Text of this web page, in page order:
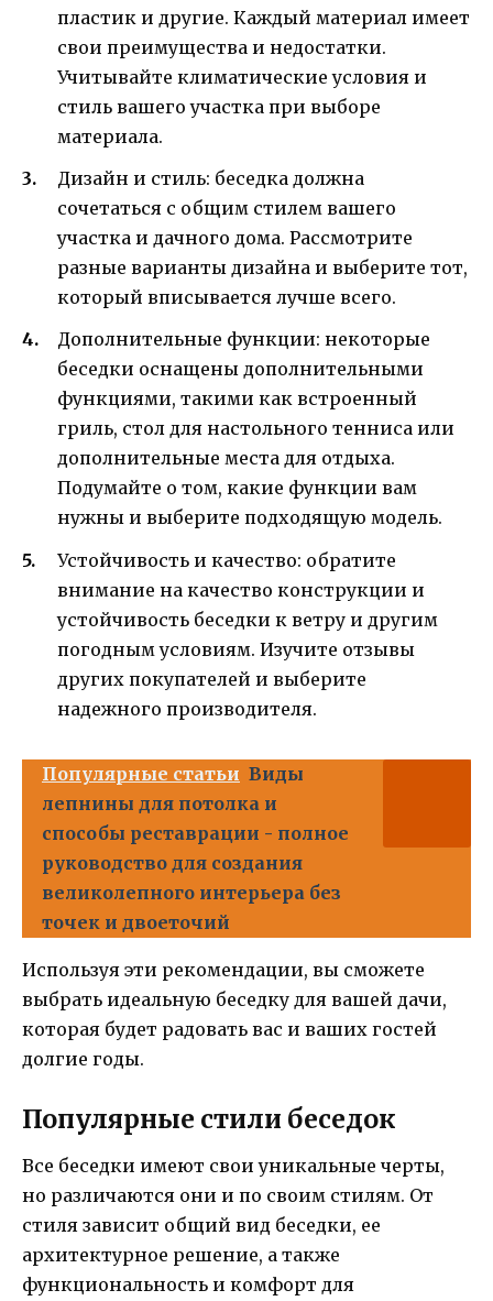
пластик и другие. Каждый материал имеет
свои преимущества и недостатки.
Учитывайте климатические условия и
стиль вашего участка при выборе
материала.
Дизайн и стиль: беседка должна
сочетаться с общим стилем вашего
участка и дачного дома. Рассмотрите
разные варианты дизайна и выберите тот,
который вписывается лучше всего.
Дополнительные функции: некоторые
беседки оснащены дополнительными
функциями, такими как встроенный
гриль, стол для настольного тенниса или
дополнительные места для отдыха.
Подумайте о том, какие функции вам
нужны и выберите подходящую модель.
Устойчивость и качество: обратите
внимание на качество конструкции и
устойчивость беседки к ветру и другим
погодным условиям. Изучите отзывы
других покупателей и выберите
надежного производителя.
Популярные статьи Виды
лепнины для потолка и
способы реставрации - полное
руководство для создания
великолепного интерьера без
точек и двоеточий
Используя эти рекомендации, вы сможете
выбрать идеальную беседку для вашей дачи,
которая будет радовать вас и ваших гостей
долгие годы.
Популярные стили беседок
Все беседки имеют свои уникальные черты,
но различаются они и по своим стилям. От
стиля зависит общий вид беседки, ее
архитектурное решение, а также
функциональность и комфорт для